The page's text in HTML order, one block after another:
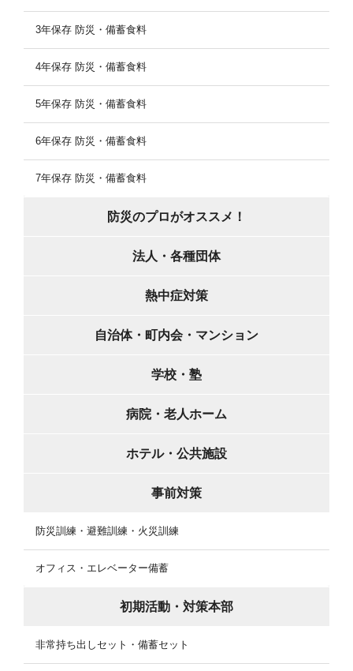
3年保存 防災・備蓄食料
4年保存 防災・備蓄食料
5年保存 防災・備蓄食料
6年保存 防災・備蓄食料
7年保存 防災・備蓄食料
防災のプロがオススメ！
法人・各種団体
熱中症対策
自治体・町内会・マンション
学校・塾
病院・老人ホーム
ホテル・公共施設
事前対策
防災訓練・避難訓練・火災訓練
オフィス・エレベーター備蓄
初期活動・対策本部
非常持ち出しセット・備蓄セット